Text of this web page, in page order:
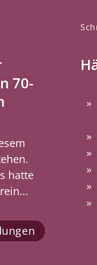
70-
hatte